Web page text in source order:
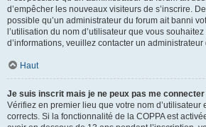
d’empêcher les nouveaux visiteurs de s’inscrire.
possible qu’un administrateur du forum ait banni
l’utilisation du nom d’utilisateur que vous
d’informations, veuillez contacter un administrateur
Haut
Je suis inscrit mais je ne peux pas me connecter
Vérifiez en premier lieu que votre nom d’utilisateur
corrects. Si la fonctionnalité de la COPPA est